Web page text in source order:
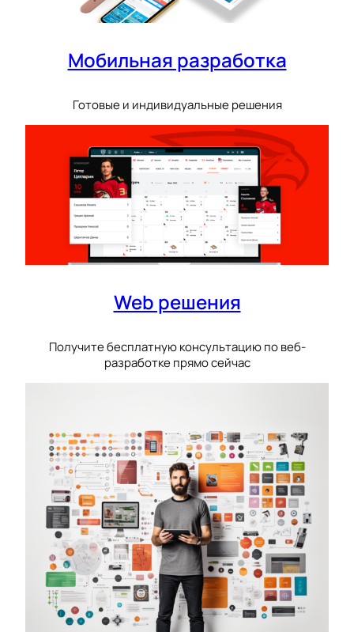
Мобильная разработка
Готовые и индивидуальные решения
Web решения
Получите бесплатную консультацию по веб-
разработке прямо сейчас